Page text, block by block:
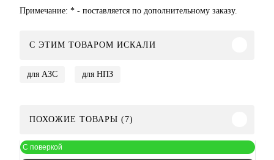
Примечание: * - поставляется по дополнительному заказу.
C ЭТИМ ТОВАРОМ ИСКАЛИ
для АЗС для НПЗ
ПОХОЖИЕ ТОВАРЫ (7)
С поверкой